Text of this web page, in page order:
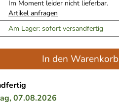
Im Moment leider nicht lieferbar.
Artikel anfragen
Am Lager: sofort versandfertig
In den Warenkorb
07.08.2026